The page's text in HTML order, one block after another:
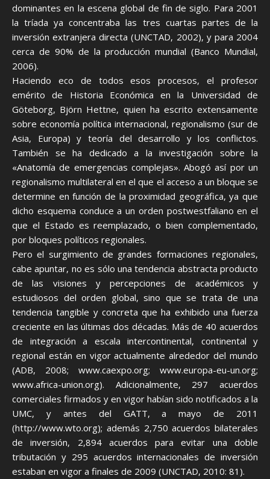
dominantes en la escena global de fin de siglo. Para 2001
la tríada ya concentraba las tres cuartas partes de la
inversión extranjera directa (UNCTAD, 2002), y para 2004
cerca de 90% de la producción mundial (Banco Mundial,
2006).
Haciendo eco de todos esos procesos, el profesor
emérito de Historia Económica en la Universidad de
Göteborg, Björn Hettne, quien ha escrito extensamente
sobre economía política internacional, regionalismo (sur de
Asia, Europa) y teoría del desarrollo y los conflictos.
También se ha dedicado a la investigación sobre la
«Anatomía de emergencias complejas». Abogó así por un
regionalismo multilateral en el que el acceso a un bloque se
determine en función de la proximidad geográfica, ya que
dicho esquema conduce a un orden postwestfaliano en el
que el Estado es reemplazado, o bien complementado,
por bloques políticos regionales.
Pero el surgimiento de grandes formaciones regionales,
cabe apuntar, no es sólo una tendencia abstracta producto
de las visiones y percepciones de académicos y
estudiosos del orden global, sino que se trata de una
tendencia tangible y concreta que ha exhibido una fuerza
creciente en las últimas dos décadas. Más de 40 acuerdos
de integración a escala intercontinental, continental y
regional están en vigor actualmente alrededor del mundo
(ADB, 2008; www.caexpo.org; www.europa-eu-un.org;
www.africa-union.org). Adicionalmente, 297 acuerdos
comerciales firmados y en vigor habían sido notificados a la
UMC, y antes del GATT, a mayo de 2011
(http://www.wto.org); además 2,750 acuerdos bilaterales
de inversión, 2,894 acuerdos para evitar una doble
tributación y 295 acuerdos internacionales de inversión
estaban en vigor a finales de 2009 (UNCTAD, 2010: 81).